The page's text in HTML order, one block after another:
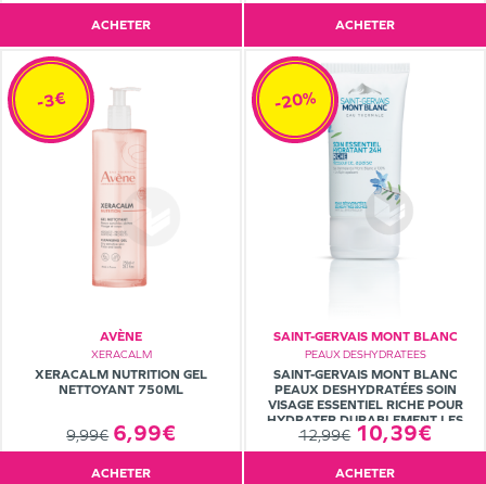
ACHETER ACHETER
AVÈNE
XERACALM
XERACALM NUTRITION GEL
NETTOYANT 750ML
9,99€ 6,99€
-3€
ACHETER
SAINT-GERVAIS MONT BLANC
PEAUX DESHYDRATEES
SAINT-GERVAIS MONT BLANC
PEAUX DESHYDRATÉES SOIN
VISAGE ESSENTIEL RICHE POUR
HYDRATER DURABLEMENT LES
PEAUX SÈCHES À TRÈS SÈCHES. 40
ML
12,99€ 10,39€
-20%
ACHETER